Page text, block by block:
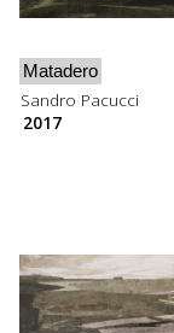
Matadero
Sandro Pacucci
2017